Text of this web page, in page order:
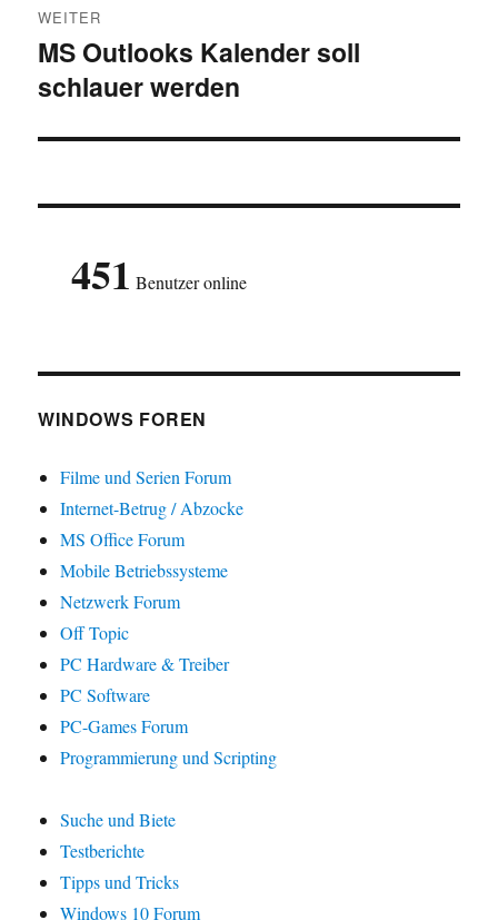
WEITER
Nächster
Beitrag:
MS Outlooks Kalender soll
schlauer werden
451 Benutzer online
WINDOWS FOREN
Filme und Serien Forum
Internet-Betrug / Abzocke
MS Office Forum
Mobile Betriebssysteme
Netzwerk Forum
Off Topic
PC Hardware & Treiber
PC Software
PC-Games Forum
Programmierung und Scripting
Suche und Biete
Testberichte
Tipps und Tricks
Windows 10 Forum